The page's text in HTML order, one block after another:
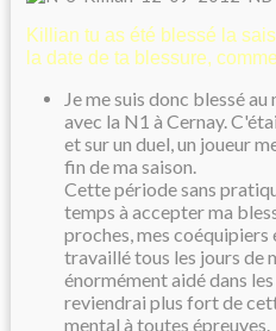
Killian tu as été blessé la
la date de ta blessure,
Je me suis donc blessé
avec la N1 à Cernay.
et sur un duel, un joueur
fin de ma saison.
Cette période sans
temps à accepter ma
proches, mes
travaillé tous les jours de
énormément aidé dans
reviendrai plus fort de
mental à toutes épreuves.